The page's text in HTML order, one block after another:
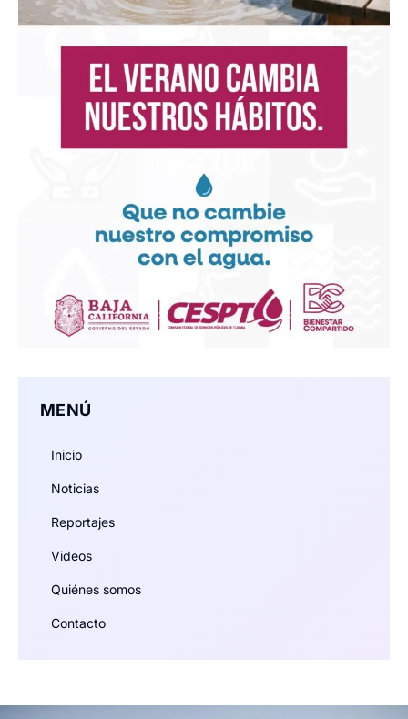
MENÚ
Inicio
Noticias
Reportajes
Videos
Quiénes somos
Contacto